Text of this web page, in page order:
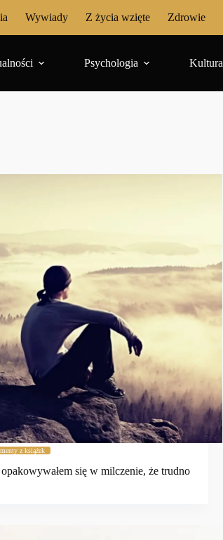
Wywiady Z życia wzięte Zdrowie
Psychologia Kultura
z książek
opakowywałem się w milczenie, że trudno